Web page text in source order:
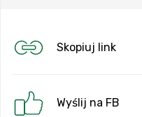
Skopiuj link
Wyślij na FB